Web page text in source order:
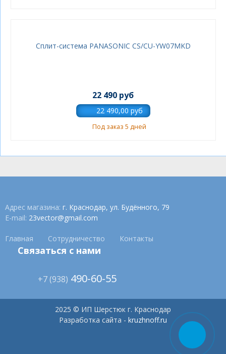
Сплит-система PANASONIC CS/CU-YW07MKD
22 490 руб
Под заказ 5 дней
Адрес магазина: г. Краснодар, ул. Будённого, 79
E-mail: 23vector@gmail.com
Главная Сотрудничество Контакты
Связаться с нами
+7 (938) 490-60-55
2025 © ИП Шерстюк г. Краснодар
Разработка сайта - kruzhnoff.ru